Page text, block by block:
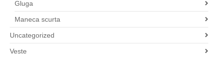
Gluga
Maneca scurta
Uncategorized
Veste